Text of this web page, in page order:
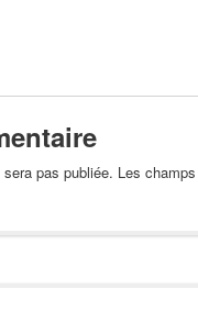
pas publiée. Les